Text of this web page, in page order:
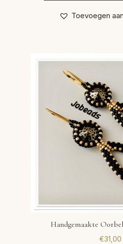
Toevoegen
Handgemaakte
€31,00